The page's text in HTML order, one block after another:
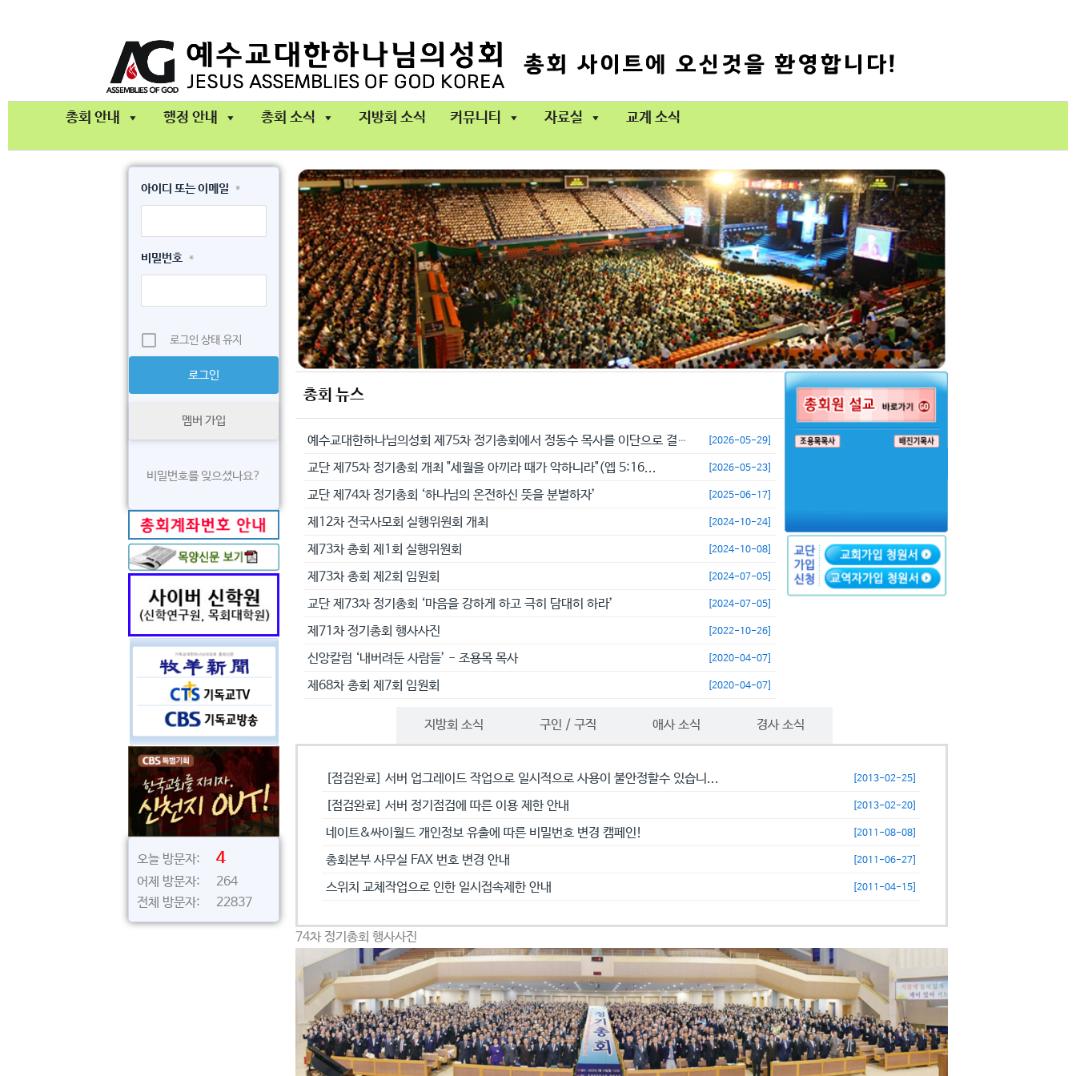
건
총회 안내 행정 안내 총회 소식 지방회 소식 커뮤니티 자료실 교계 소식
아이디 또는 이메일 *
비밀번호 *
로그인 상태 유지
멤버 가입
비밀번호를 잊으셨나요?
오늘 방문자:4
어제 방문자: 264
전체 방문자: 22837
총회 뉴스
예수교대한하나님의성회 제75차 정기총회에서 정동수 목사를 이단으로 결의... [2026-05-29]
교단 제75차 정기총회 개최 "세월을 아끼라 때가 악하니라"(엡 5:16... [2026-05-23]
교단 제74차 정기총회 ‘하나님의 온전하신 뜻을 분별하자’ [2025-06-17]
제12차 전국사모회 실행위원회 개최 [2024-10-24]
제73차 총회 제1회 실행위원회 [2024-10-08]
제73차 총회 제2회 임원회 [2024-07-05]
교단 제73차 정기총회 ‘마음을 강하게 하고 극히 담대히 하라’ [2024-07-05]
제71차 정기총회 행사사진 [2022-10-26]
신앙칼럼 ‘내버려둔 사람들’ - 조용목 목사 [2020-04-07]
제68차 총회 제7회 임원회 [2020-04-07]
지방회 소식 구인 / 구직 애사 소식 경사 소식
[점검완료] 서버 업그레이드 작업으로 일시적으로 사용이 불안정할수 있습니... [2013-02-25]
[점검완료] 서버 정기점검에 따른 이용 제한 안내 [2013-02-20]
네이트&싸이월드 개인정보 유출에 따른 비밀번호 변경 캠페인! [2011-08-08]
총회본부 사무실 FAX 번호 변경 안내 [2011-06-27]
스위치 교체작업으로 인한 일시접속제한 안내 [2011-04-15]
74차 정기총회 행사사진